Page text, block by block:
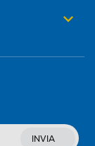
INVIA